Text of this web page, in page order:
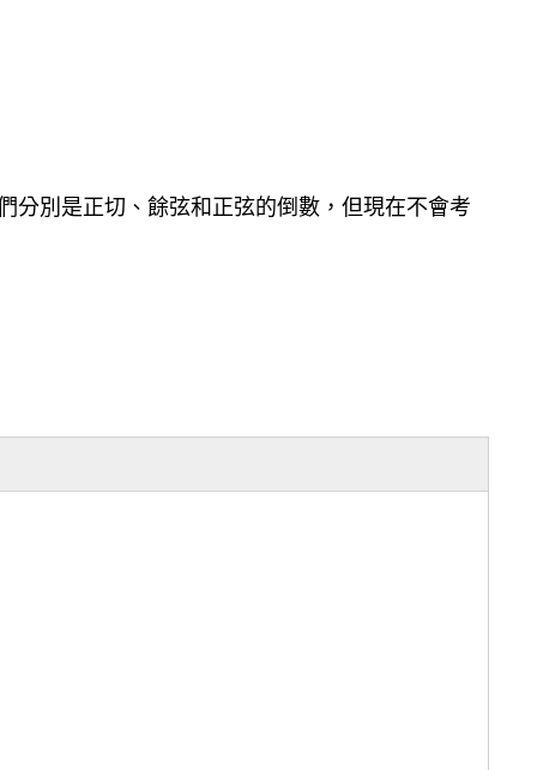
別是正切、餘弦和正弦的倒數，但現在不會考